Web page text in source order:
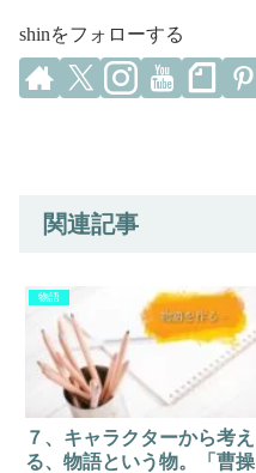
shinをフォローする
関連記事
物語
７、キャラクターから考え
る、物語という物。「曹操